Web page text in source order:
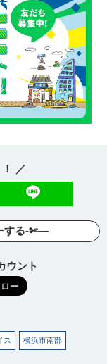
／
する-✄—
ウント
ス 横浜市南部